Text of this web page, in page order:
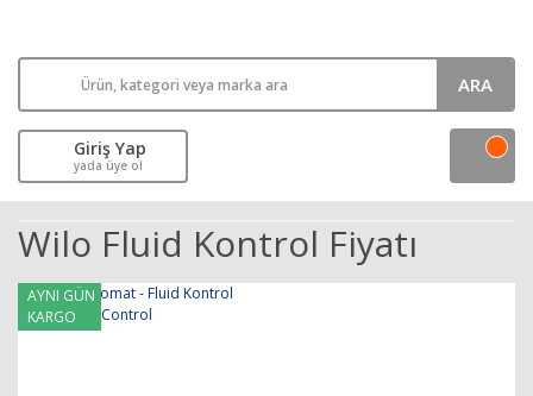
ARA
Giriş Yap
yada üye ol
Wilo Fluid Kontrol Fiyatı
AYNI GÜN
KARGO